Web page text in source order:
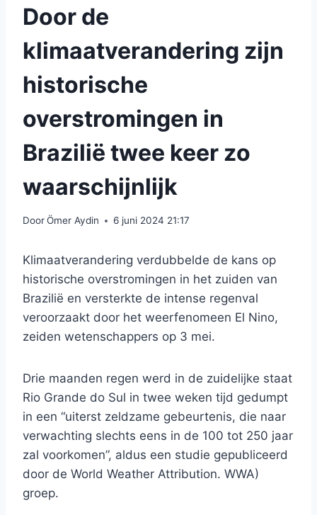
Door de
klimaatverandering zijn
historische
overstromingen in
Brazilië twee keer zo
waarschijnlijk
DoorÖmer Aydin 6 juni 2024 21:17
Klimaatverandering verdubbelde de kans op
historische overstromingen in het zuiden van
Brazilië en versterkte de intense regenval
veroorzaakt door het weerfenomeen El Nino,
zeiden wetenschappers op 3 mei.
Drie maanden regen werd in de zuidelijke staat
Rio Grande do Sul in twee weken tijd gedumpt
in een “uiterst zeldzame gebeurtenis, die naar
verwachting slechts eens in de 100 tot 250 jaar
zal voorkomen”, aldus een studie gepubliceerd
door de World Weather Attribution. WWA)
groep.